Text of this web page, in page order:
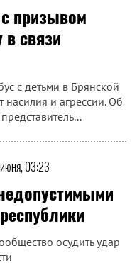
призывом
связи
с детьми в Брянской
насилия и агрессии. Об
03:23
осудить удар